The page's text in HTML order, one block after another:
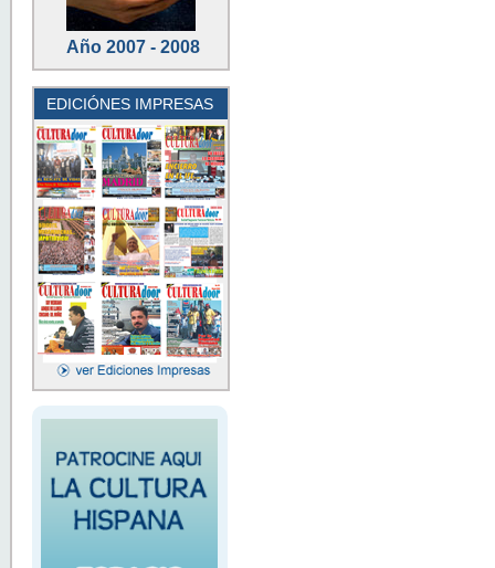
Año 2007 - 2008
EDICIÓNES IMPRESAS